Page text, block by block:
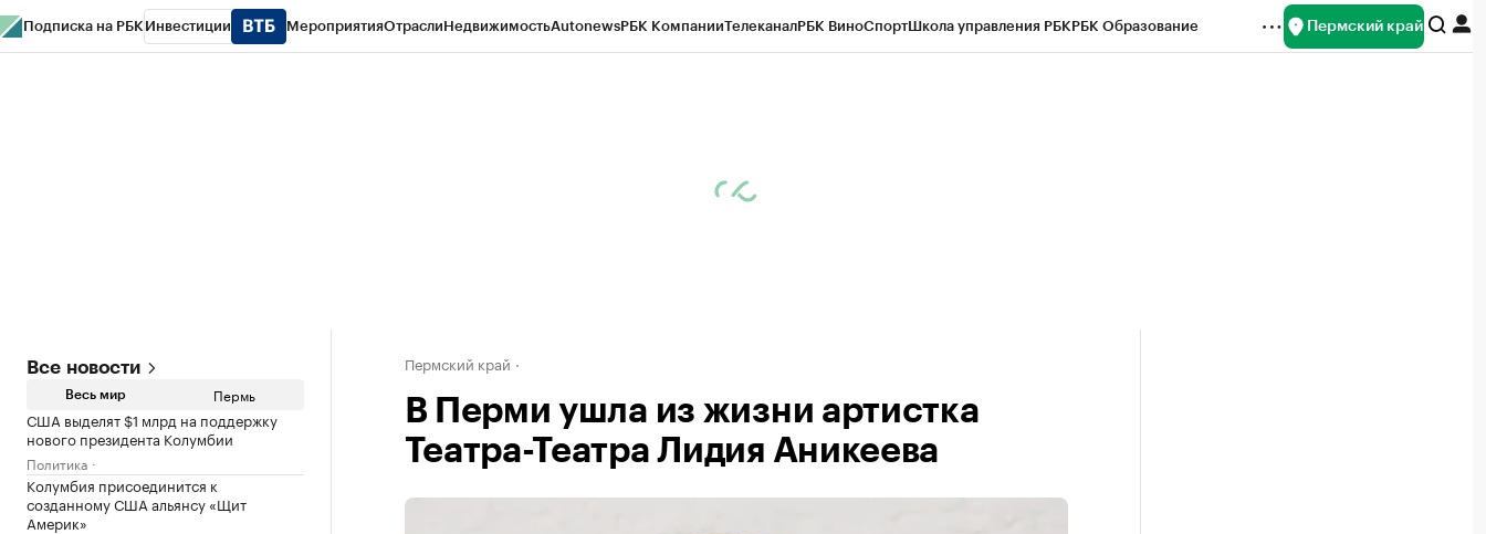
Подписка на РБК Инвестиции МероприятияОтраслиНедвижимостьAutonewsРБК КомпанииТелеканалРБК ВиноСпортШкола управления РБКРБК Образование Пермский край
Все новости
Весь мир Пермь
США выделят $1 млрд на поддержку
нового президента Колумбии
Политика
Колумбия присоединится к
созданному США альянсу «Щит
Америк»
Пермский край
В Перми ушла из жизни артистка
Театра-Театра Лидия Аникеева